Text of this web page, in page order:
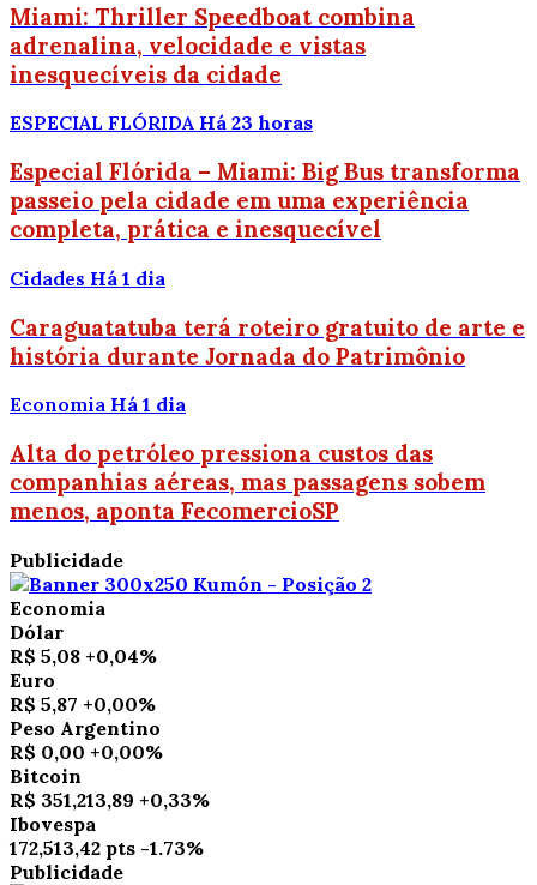
Miami: Thriller Speedboat combina
adrenalina, velocidade e vistas
inesquecíveis da cidade
ESPECIAL FLÓRIDA Há 23 horas
Especial Flórida – Miami: Big Bus transforma
passeio pela cidade em uma experiência
completa, prática e inesquecível
Cidades Há 1 dia
Caraguatatuba terá roteiro gratuito de arte e
história durante Jornada do Patrimônio
Economia Há 1 dia
Alta do petróleo pressiona custos das
companhias aéreas, mas passagens sobem
menos, aponta FecomercioSP
Publicidade
Economia
Dólar
R$ 5,08 +0,04%
Euro
R$ 5,87 +0,00%
Peso Argentino
R$ 0,00 +0,00%
Bitcoin
R$ 351,213,89 +0,33%
Ibovespa
172,513,42 pts -1.73%
Publicidade